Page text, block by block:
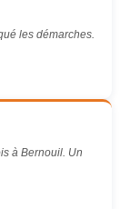
les démarches.
à Bernouil. Un